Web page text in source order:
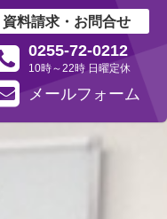
資料請求・お問合せ
0255-72-0212
10時～22時 日曜定休
メールフォーム